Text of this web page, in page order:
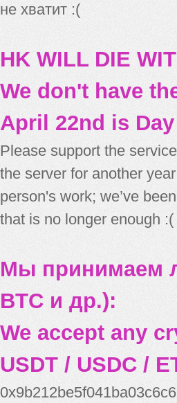
не хватит :(
HK WILL DIE
We don't have
April 22nd is
Please support the
the server for another
person's work; we’ve
that is no longer enough :(
Мы принимаем
BTC и др.):
We accept any
USDT / USDC /